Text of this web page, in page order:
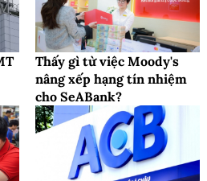
Thấy gì từ việc Moody's
nâng xếp hạng tín nhiệm
cho SeABank?